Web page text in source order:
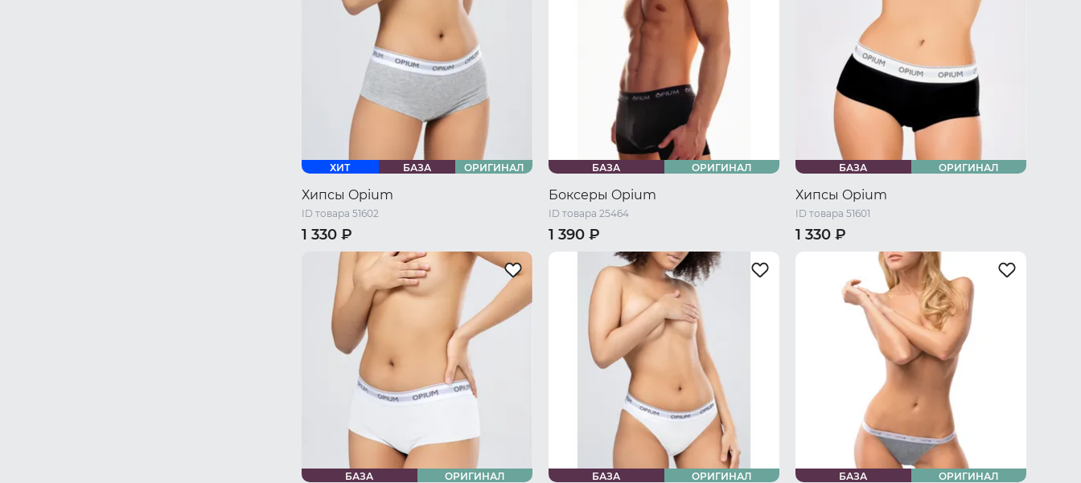
ХИТ БАЗА ОРИГИНАЛ
Хипсы Opium
ID товара 51602
1 330 ₽
42-44 RU / S 44-46 RU / M
46-48 RU / L
48-50 RU / XL
50-52 RU / XXL
БАЗА ОРИГИНАЛ
Боксеры Opium
ID товара 25464
1 390 ₽
48 RU / M 50 RU / L
52 RU / XL 54 RU / XXL
56 RU / XXXL
58 RU / XXXXL
БАЗА ОРИГИНАЛ
Хипсы Opium
ID товара 51601
1 330 ₽
44-46 RU / M
46-48 RU / L
48-50 RU / XL
50-52 RU / XXL
БАЗА ОРИГИНАЛ БАЗА ОРИГИНАЛ БАЗА ОРИГИНАЛ